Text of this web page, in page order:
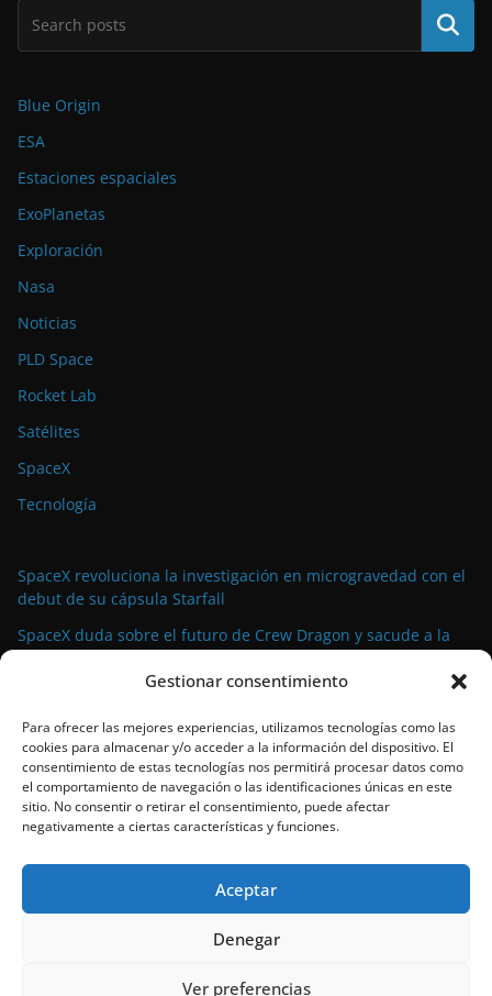
Gestionar consentimiento
Para ofrecer las mejores experiencias, utilizamos tecnologías como las
cookies para almacenar y/o acceder a la información del dispositivo. El
consentimiento de estas tecnologías nos permitirá procesar datos como
el comportamiento de navegación o las identificaciones únicas en este
sitio. No consentir o retirar el consentimiento, puede afectar
negativamente a ciertas características y funciones.
Aceptar
Denegar
Ver preferencias
Buscar
Blue Origin
ESA
Estaciones espaciales
ExoPlanetas
Exploración
Nasa
Noticias
PLD Space
Rocket Lab
Satélites
SpaceX
Tecnología
SpaceX revoluciona la investigación en microgravedad con el
debut de su cápsula Starfall
SpaceX duda sobre el futuro de Crew Dragon y sacude a la
La demanda militar impulsa el auge de la propulsión
avanzada para satélites de pequeño tamaño
El propulsor Rubicon Velox 5N: tecnología de vanguardia para
satélites pequeños lista para el espacio
SpaceX bate su propio récord con el 90º lanzamiento de
Falcon 9 en 2024
Space39a